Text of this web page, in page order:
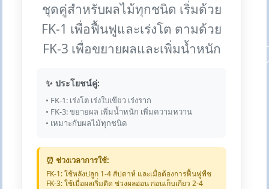
ชุดคู่สำหรับผลไม้ทุกชนิด เริ่มด้วย
FK-1 เพื่อฟื้นฟูและเร่งโต ตามด้วย
FK-3 เพื่อขยายผลและเพิ่มน้ำหนัก
✨ ประโยชน์คู่:
• FK-1: เร่งโต เร่งใบเขียว เร่งราก
• FK-3: ขยายผล เพิ่มน้ำหนัก เพิ่มความหวาน
• เหมาะกับผลไม้ทุกชนิด
⏰ ช่วงเวลาการใช้:
FK-1: ใช้หลังปลูก 1-4 สัปดาห์ และเมื่อต้องการฟื้นฟูพืช
FK-3: ใช้เมื่อผลเริ่มติด ช่วงผลอ่อน ก่อนเก็บเกี่ยว 2-4